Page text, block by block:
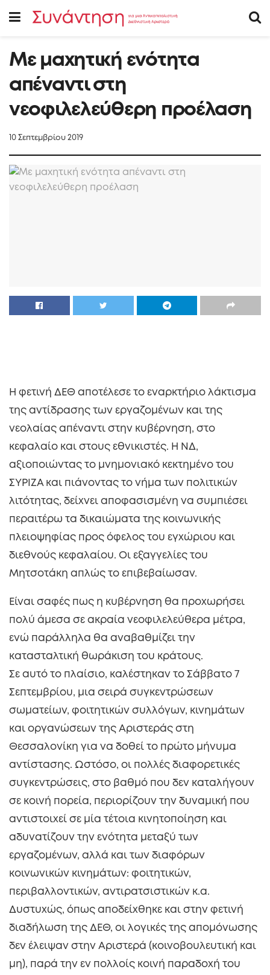
Με μαχητική ενότητα
απέναντι στη
νεοφιλελεύθερη προέλαση
10 Σεπτεμβρίου 2019
Η φετινή ΔΕΘ αποτέλεσε το εναρκτήριο λάκτισμα
της αντίδρασης των εργαζομένων και της
νεολαίας απέναντι στην κυβέρνηση, στο
κεφαλαίο και στους εθνικιστές. Η ΝΔ,
αξιοποιώντας το μνημονιακό κεκτημένο του
ΣΥΡΙΖΑ και πιάνοντας το νήμα των πολιτικών
λιτότητας, δείχνει αποφασισμένη να συμπιέσει
περαιτέρω τα δικαιώματα της κοινωνικής
πλειοψηφίας προς όφελος του εγχώριου και
διεθνούς κεφαλαίου. Οι εξαγγελίες του
Μητσοτάκη απλώς το επιβεβαίωσαν.
Είναι σαφές πως η κυβέρνηση θα προχωρήσει
πολύ άμεσα σε ακραία νεοφιλελεύθερα μέτρα,
ενώ παράλληλα θα αναβαθμίζει την
κατασταλτική θωράκιση του κράτους.
Σε αυτό το πλαίσιο, καλέστηκαν το Σάββατο 7
Σεπτεμβρίου, μια σειρά συγκεντρώσεων
σωματείων, φοιτητικών συλλόγων, κινημάτων
και οργανώσεων της Αριστεράς στη
Θεσσαλονίκη για να δοθεί το πρώτο μήνυμα
αντίστασης. Ωστόσο, οι πολλές διαφορετικές
συγκεντρώσεις, στο βαθμό που δεν καταλήγουν
σε κοινή πορεία, περιορίζουν την δυναμική που
αντιστοιχεί σε μία τέτοια κινητοποίηση και
αδυνατίζουν την ενότητα μεταξύ των
εργαζομένων, αλλά και των διαφόρων
κοινωνικών κινημάτων: φοιτητικών,
περιβαλλοντικών, αντιρατσιστικών κ.α.
Δυστυχώς, όπως αποδείχθηκε και στην φετινή
διαδήλωση της ΔΕΘ, οι λογικές της απομόνωσης
δεν έλειψαν στην Αριστερά (κοινοβουλευτική και
μη), παρά την εν πολλοίς κοινή παραδοχή του